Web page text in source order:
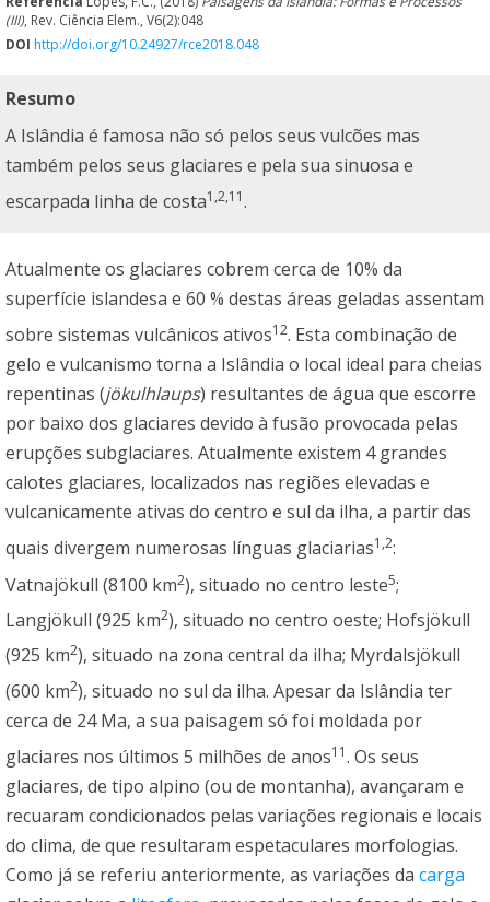
(III), Rev. Ciência Elem., V6(2):048
DOI http://doi.org/10.24927/rce2018.048
Resumo
A Islândia é famosa não só pelos seus vulcões mas
também pelos seus glaciares e pela sua sinuosa e
escarpada linha de costa1,2,11.
Atualmente os glaciares cobrem cerca de 10% da
superfície islandesa e 60 % destas áreas geladas assentam
sobre sistemas vulcânicos ativos12. Esta combinação de
gelo e vulcanismo torna a Islândia o local ideal para cheias
repentinas (jökulhlaups) resultantes de água que escorre
por baixo dos glaciares devido à fusão provocada pelas
erupções subglaciares. Atualmente existem 4 grandes
calotes glaciares, localizados nas regiões elevadas e
vulcanicamente ativas do centro e sul da ilha, a partir das
quais divergem numerosas línguas glaciarias1,2:
Vatnajökull (8100 km2), situado no centro leste5;
Langjökull (925 km2), situado no centro oeste; Hofsjökull
(925 km2), situado na zona central da ilha; Myrdalsjökull
(600 km2), situado no sul da ilha. Apesar da Islândia ter
cerca de 24 Ma, a sua paisagem só foi moldada por
glaciares nos últimos 5 milhões de anos11. Os seus
glaciares, de tipo alpino (ou de montanha), avançaram e
recuaram condicionados pelas variações regionais e locais
do clima, de que resultaram espetaculares morfologias.
Como já se referiu anteriormente, as variações da carga